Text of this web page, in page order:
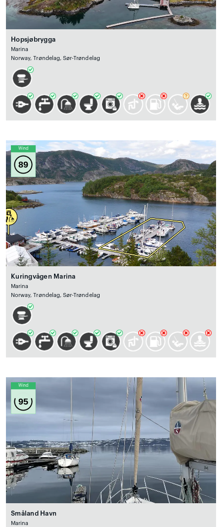
Hopsjøbrygga
Marina
Norway, Trøndelag, Sør-Trøndelag
Wind
89
Kuringvågen Marina
Marina
Norway, Trøndelag, Sør-Trøndelag
Wind
95
Småland Havn
Marina